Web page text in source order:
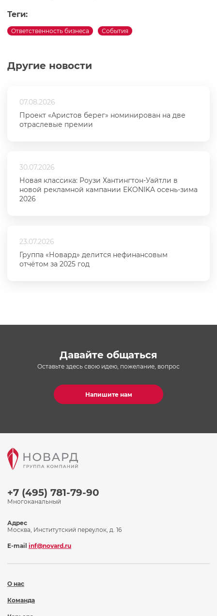
Другие новости
07.08.2026
Проект «Аристов берег» номинирован на две
отраслевые премии
30.07.2026
Новая классика: Роузи Хантингтон-Уайтли в
новой рекламной кампании EKONIKA осень-зима
2026
23.07.2026
Группа «Новард» делится нефинансовым
отчётом за 2025 год
Теги:
Ответственность бизнеса События
Давайте общаться
Оставьте здесь свою идею, пожелание, вопрос
Напишите нам
+7 (495) 781-79-90
Многоканальный
О нас
Команда
Адрес
Москва, Институтский переулок, д. 16
E-mail inf@novard.ru